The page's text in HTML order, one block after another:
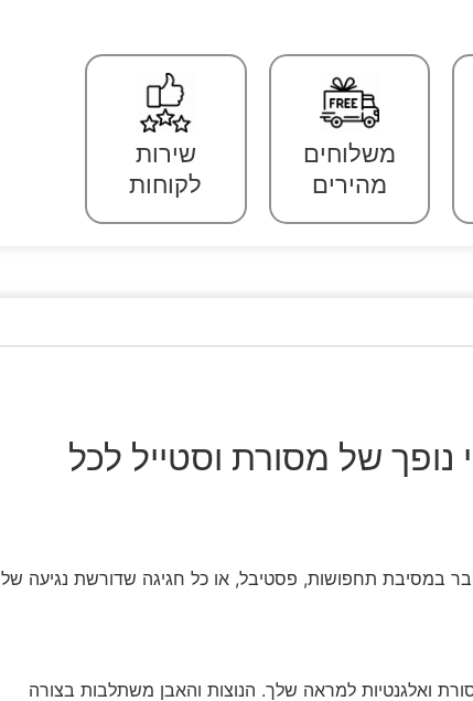
משלוחים
מהירים
שירות
לקוחות
נופך של מסורת וסטייל לכל
במסיבת תחפושות, פסטיבל, או כל חגיגה שדורשת נגיעה של
ואלגנטיות למראה שלך. הנוצות והאבן משתלבות בצורה